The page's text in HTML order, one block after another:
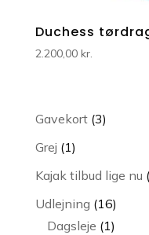
Duchess
2.200,00 kr.
Gavekort 33
Grej 11
vare
Kajak tilbud lige nu
Udlejning 1616
varer
Dagsleje 11